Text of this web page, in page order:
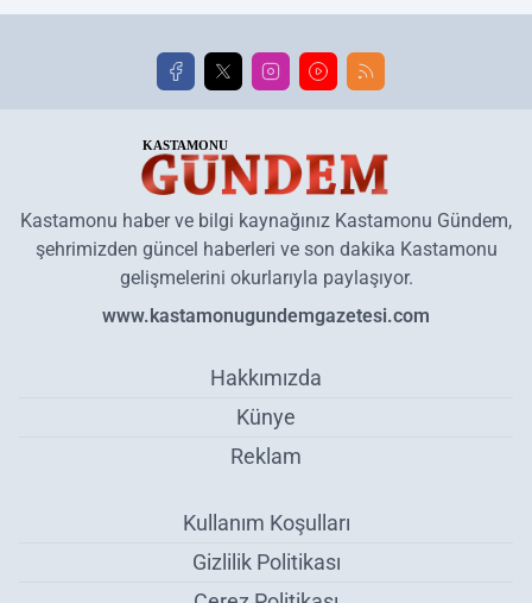
Kastamonu haber ve bilgi kaynağınız Kastamonu Gündem,
şehrimizden güncel haberleri ve son dakika Kastamonu
gelişmelerini okurlarıyla paylaşıyor.
www.kastamonugundemgazetesi.com
Hakkımızda
Künye
Reklam
Kullanım Koşulları
Gizlilik Politikası